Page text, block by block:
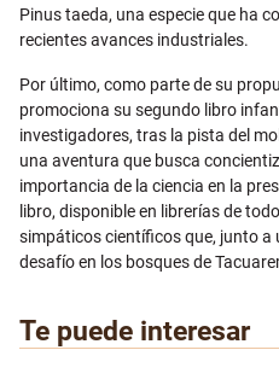
Pinus taeda, una especie que ha
recientes avances industriales.
Por último, como parte de su
promociona su segundo libro
investigadores, tras la pista del
una aventura que busca
importancia de la ciencia en la
libro, disponible en librerías de
simpáticos científicos que, junto a
desafío en los bosques de
Te puede interesar